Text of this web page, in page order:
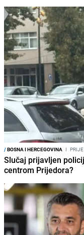
/BOSNA I HERCEGOVINA I
Slučaj prijavljen
centrom Prijedora?